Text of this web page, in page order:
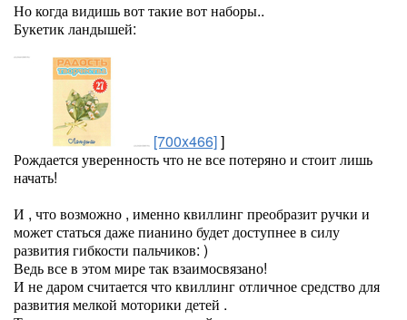
Но когда видишь вот такие вот наборы..
Букетик ландышей:
[700x466]]
Рождается уверенность что не все потеряно и стоит лишь
начать!
И , что возможно , именно квиллинг преобразит ручки и
может статься даже пианино будет доступнее в силу
развития гибкости пальчиков: )
Ведь все в этом мире так взаимосвязано!
И не даром считается что квиллинг отличное средство для
развития мелкой моторики детей .